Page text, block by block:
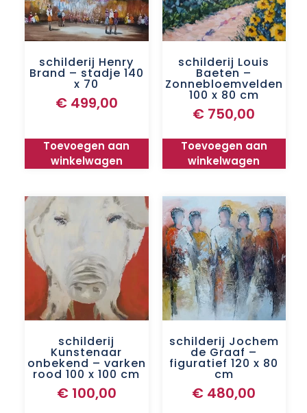
schilderij Henry
Brand – stadje 140
x 70
€499,00
Toevoegen aan
winkelwagen
schilderij Louis
Baeten –
Zonnebloemvelden
100 x 80 cm
€ 750,00
Toevoegen aan
winkelwagen
schilderij
Kunstenaar
onbekend – varken
rood 100 x 100 cm
€100,00
schilderij Jochem
de Graaf –
figuratief 120 x 80
cm
€ 480,00